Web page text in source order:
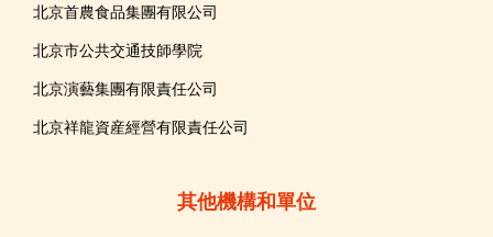
北京首農食品集團有限公司
北京市公共交通技師學院
北京演藝集團有限責任公司
北京祥龍資産經營有限責任公司
其他機構和單位